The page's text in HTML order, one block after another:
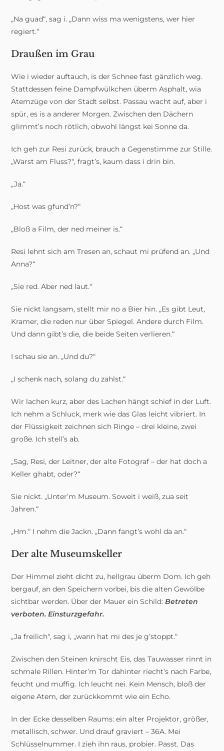
„Na guad“, sag i. „Dann wiss ma wenigstens, wer hier
regiert.“
Draußen im Grau
Wie i wieder auftauch, is der Schnee fast gänzlich weg.
Stattdessen feine Dampfwülkchen überm Asphalt, wia
Atemzüge von der Stadt selbst. Passau wacht auf, aber i
spür, es is a anderer Morgen. Zwischen den Dächern
glimmt’s noch rötlich, obwohl längst kei Sonne da.
Ich geh zur Resi zurück, brauch a Gegenstimme zur Stille.
„Warst am Fluss?“, fragt’s, kaum dass i drin bin.
„Ja.“
„Host was gfund’n?“
„Bloß a Film, der ned meiner is.“
Resi lehnt sich am Tresen an, schaut mi prüfend an. „Und
Anna?“
„Sie red. Aber ned laut.“
Sie nickt langsam, stellt mir no a Bier hin. „Es gibt Leut,
Kramer, die reden nur über Spiegel. Andere durch Film.
Und dann gibt’s die, die beide Seiten verlieren.“
I schau sie an. „Und du?“
„I schenk nach, solang du zahlst.“
Wir lachen kurz, aber des Lachen hängt schief in der Luft.
Ich nehm a Schluck, merk wie das Glas leicht vibriert. In
der Flüssigkeit zeichnen sich Ringe – drei kleine, zwei
große. Ich stell’s ab.
„Sag, Resi, der Leitner, der alte Fotograf – der hat doch a
Keller ghabt, oder?“
Sie nickt. „Unter’m Museum. Soweit i weiß, zua seit
Jahren.“
„Hm.“ I nehm die Jackn. „Dann fangt’s wohl da an.“
Der alte Museumskeller
Der Himmel zieht dicht zu, hellgrau überm Dom. Ich geh
bergauf, an den Speichern vorbei, bis die alten Gewölbe
sichtbar werden. Über der Mauer ein Schild:Betreten
verboten. Einsturzgefahr.
„Ja freilich“, sag i, „wann hat mi des je g’stoppt.“
Zwischen den Steinen knirscht Eis, das Tauwasser rinnt in
schmale Rillen. Hinter’m Tor dahinter riecht’s nach Farbe,
feucht und muffig. Ich leucht nei. Kein Mensch, bloß der
eigene Atem, der zurückkommt wie ein Echo.
In der Ecke desselben Raums: ein alter Projektor, größer,
metallisch, schwer. Und drauf graviert – 36A. Mei
Schlüsselnummer. I zieh ihn raus, probier. Passt. Das